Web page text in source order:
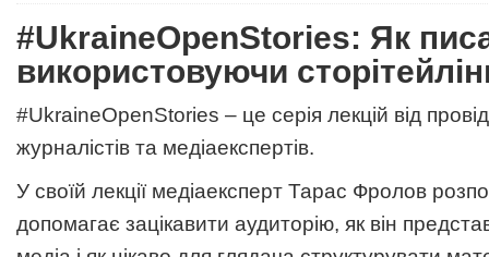
#UkraineOpenStories: Як
використовуючи
#UkraineOpenStories – це серія лекцій від
журналістів та медіаекспертів.
У своїй лекції медіаексперт Тарас Фролов
допомагає зацікавити аудиторію, як він